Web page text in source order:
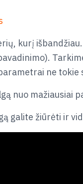
kurį
ne tokie
nuo mažiausiai
galite žiūrėti ir